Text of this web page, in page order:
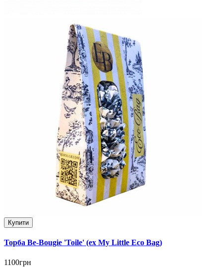
Купити
Торба Be-Bougie 'Toile' (ex My Little Eco Bag)
1100грн